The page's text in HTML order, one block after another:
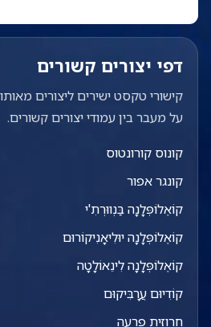
דפי יצורים קשורים
קישורי טקסט ישירים ליצורים
על מעבר בין עמודי יצורים קשורים.
קונוס קורונטוס
קונגר אפור
קוֹאֶלוֹפְּלָנָה בַּנְווּרְתִ'י
קוֹאֶלוֹפְּלָנָה יוּלִיאָנִיקוֹרוּם
קוֹאֶלוֹפְּלָנָה לִינֵאוֹלָטָה
קוֹדִיוּם עֲרָבִּיקוּם
חרוזית פרעה